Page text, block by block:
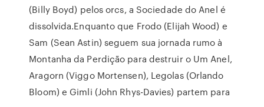
(Billy Boyd) pelos orcs, a Sociedade do Anel é
dissolvida.Enquanto que Frodo (Elijah Wood) e
Sam (Sean Astin) seguem sua jornada rumo à
Montanha da Perdição para destruir o Um Anel,
Aragorn (Viggo Mortensen), Legolas (Orlando
Bloom) e Gimli (John Rhys-Davies) partem para